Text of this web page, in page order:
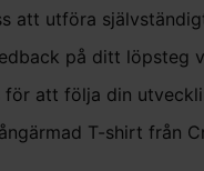
att utföra
på ditt löpsteg
för att följa din
T-shirt från